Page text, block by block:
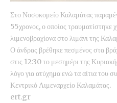
Στο Νοσοκομείο Καλαμάτας
55χρονος, ο οποίος τραυματίστηκε
λιμενοβραχίονα στο λιμάνι της
Ο άνδρας βρέθηκε πεσμένος στα
στις 12:30 το μεσημέρι της
λόγο για ατύχημα ενώ τα αίτια του
Κεντρικό Λιμεναρχείο Καλαμάτας.
ert.gr